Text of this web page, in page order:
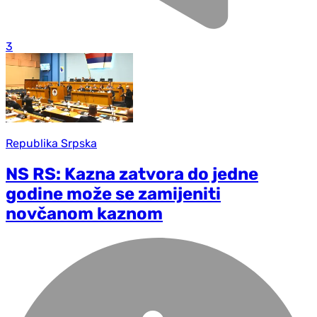
3
Republika Srpska
NS RS: Kazna zatvora do jedne
godine može se zamijeniti
novčanom kaznom